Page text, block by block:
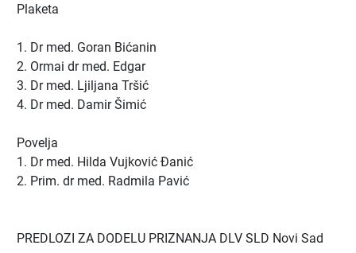
Plaketa
1. Dr med. Goran Bićanin
2. Ormai dr med. Edgar
3. Dr med. Ljiljana Tršić
4. Dr med. Damir Šimić
Povelja
1. Dr med. Hilda Vujković Đanić
2. Prim. dr med. Radmila Pavić
PREDLOZI ZA DODELU PRIZNANJA DLV SLD Novi Sad